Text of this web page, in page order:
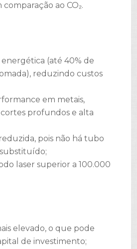
ao CO₂.
(até 40% de
reduzindo custos
em metais,
profundos e alta
pois não há tubo
laser superior a 100.000
elevado, o que pode
de investimento;